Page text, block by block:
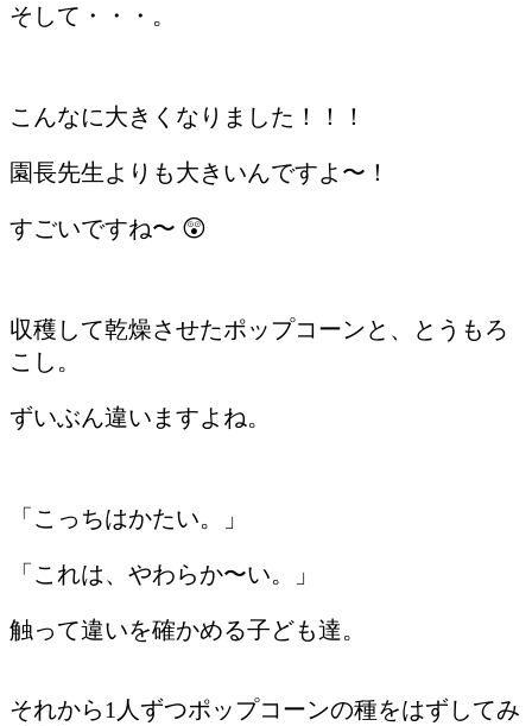
そして・・・。
こんなに大きくなりました！！！
園長先生よりも大きいんですよ〜！
すごいですね〜 😲
収穫して乾燥させたポップコーンと、とうもろ
こし。
ずいぶん違いますよね。
「こっちはかたい。」
「これは、やわらか〜い。」
触って違いを確かめる子ども達。
それから1人ずつポップコーンの種をはずしてみ